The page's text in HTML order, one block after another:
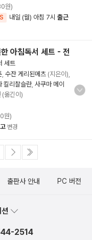
원)
내일 (월) 아침 7시 출근
아침독서 세트 - 전
세트
수잔 게리된메츠 (지은이),
킬리찰슬란, 사쿠마 메이
(옮긴이)
원)
변경
출판사 안내 PC 버전
2514